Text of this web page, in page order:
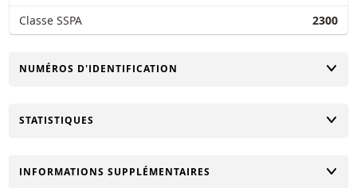
Classe SSPA
2300
CHANGER
NUMÉROS D'IDENTIFICATION
CHANGER
STATISTIQUES
CHANGER
INFORMATIONS SUPPLÉMENTAIRES